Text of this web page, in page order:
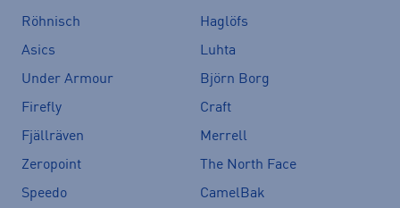
Röhnisch
Haglöfs
Asics
Luhta
Under Armour
Björn Borg
Firefly
Craft
Fjällräven
Merrell
Zeropoint
The North Face
Speedo
CamelBak